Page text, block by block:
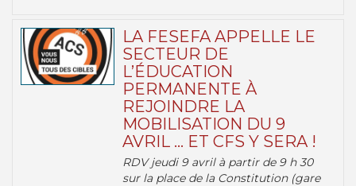
LA FESEFA APPELLE LE
SECTEUR DE
L’ÉDUCATION
PERMANENTE À
REJOINDRE LA
MOBILISATION DU 9
AVRIL … ET CFS Y SERA !
RDV jeudi 9 avril à partir de 9 h 30
sur la place de la Constitution (gare